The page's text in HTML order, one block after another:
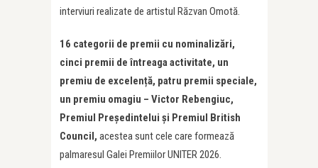
interviuri realizate de artistul Răzvan Omotă.
16 categorii de premii cu nominalizări,
cinci premii de întreaga activitate, un
premiu de excelență, patru premii speciale,
un premiu omagiu – Victor Rebengiuc,
Premiul Președintelui și Premiul British
Council, acestea sunt cele care formează
palmaresul Galei Premiilor UNITER 2026.